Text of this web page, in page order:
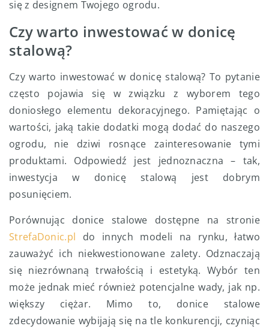
się z designem Twojego ogrodu.
Czy warto inwestować w donicę
stalową?
Czy warto inwestować w donicę stalową? To pytanie
często pojawia się w związku z wyborem tego
doniosłego elementu dekoracyjnego. Pamiętając o
wartości, jaką takie dodatki mogą dodać do naszego
ogrodu, nie dziwi rosnące zainteresowanie tymi
produktami. Odpowiedź jest jednoznaczna – tak,
inwestycja w donicę stalową jest dobrym
posunięciem.
Porównując donice stalowe dostępne na stronie
StrefaDonic.pl do innych modeli na rynku, łatwo
zauważyć ich niekwestionowane zalety. Odznaczają
się niezrównaną trwałością i estetyką. Wybór ten
może jednak mieć również potencjalne wady, jak np.
większy ciężar. Mimo to, donice stalowe
zdecydowanie wybijają się na tle konkurencji, czyniąc